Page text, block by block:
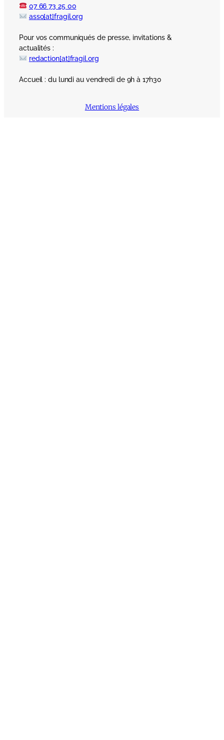
07 66 73 25 00
asso[at]fragil.org
Pour vos communiqués de presse, invitations &
actualités :
redaction[at]fragil.org
Accueil : du lundi au vendredi de 9h à 17h30
Mentions légales